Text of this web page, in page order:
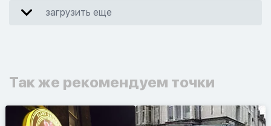
загрузить еще
Так же рекомендуем точки